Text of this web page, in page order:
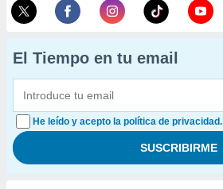
El Tiempo en tu email
He leído y acepto la política de privacidad.